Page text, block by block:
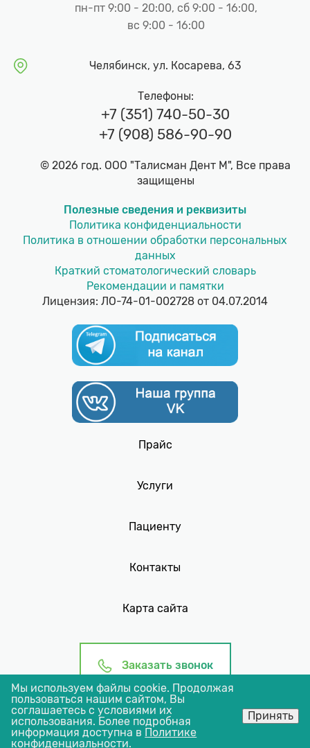
пн-пт 9:00 - 20:00, сб 9:00 - 16:00,
вс 9:00 - 16:00
Челябинск, ул. Косарева, 63
Телефоны:
+7 (351) 740-50-30
+7 (908) 586-90-90
© 2026 год. ООО "Талисман Дент М", Все права
защищены
Полезные сведения и реквизиты
Политика конфиденциальности
Политика в отношении обработки персональных
данных
Краткий стоматологический словарь
Рекомендации и памятки
Лицензия: ЛО-74-01-002728 от 04.07.2014
Прайс
Услуги
Пациенту
Контакты
Карта сайта
Заказать звонок
ИМЕЮТСЯ ПРОТИВОПОКАЗАНИЯ
НЕОБХОДИМА КОНСУЛЬТАЦИЯ
Мы используем файлы cookie. Продолжая
пользоваться нашим сайтом, Вы
соглашаетесь с условиями их
использования. Более подробная
информация доступна в Политике
конфиденциальности.
Принять